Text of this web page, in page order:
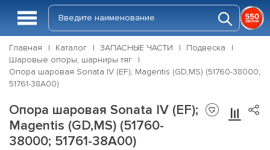
Главная Каталог ЗАПАСНЫЕ ЧАСТИ
Подвеска
Шаровые опоры, шарниры тяг
Опора шаровая Sonata IV (EF); Magentis (GD,MS) (51760-38000;
51761-38A00)
Опора шаровая Sonata IV (EF);
Magentis (GD,MS) (51760-
38000; 51761-38A00)